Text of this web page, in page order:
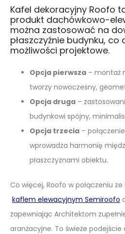
Kafel dekoracyjny Roofo
produkt dachówkowo-
można zastosować na
płaszczyźnie budynku, co
możliwości projektowe.
Opcja pierwsza – montaż
tworzy nowoczesny,
Opcja druga –
budynkowi spójny,
Opcja trzecia –
wprowadza harmonię
płaszczyznami obiektu.
Co więcej, Roofo w połączeniu
kaflem elewacyjnym Semiroofo
zapewniając Architektom
aranżacyjne. To świeże